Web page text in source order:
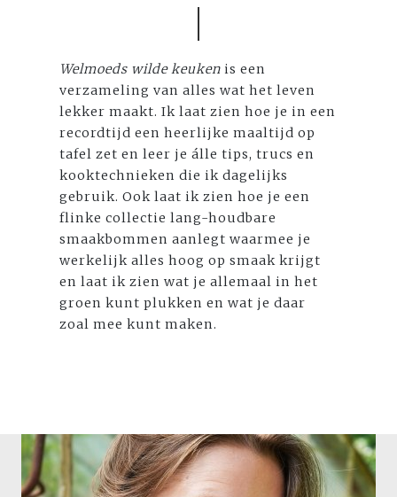
Welmoeds wilde keukenis een
verzameling van alles wat het leven
lekker maakt. Ik laat zien hoe je in een
recordtijd een heerlijke maaltijd op
tafel zet en leer je álle tips, trucs en
kooktechnieken die ik dagelijks
gebruik. Ook laat ik zien hoe je een
flinke collectie lang-houdbare
smaakbommen aanlegt waarmee je
werkelijk alles hoog op smaak krijgt
en laat ik zien wat je allemaal in het
groen kunt plukken en wat je daar
zoal mee kunt maken.